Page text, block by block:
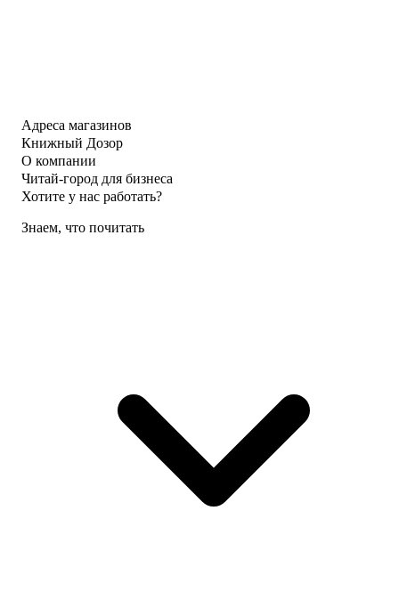
Адреса магазинов
Книжный Дозор
О компании
Читай-город для бизнеса
Хотите у нас работать?
Знаем, что почитать